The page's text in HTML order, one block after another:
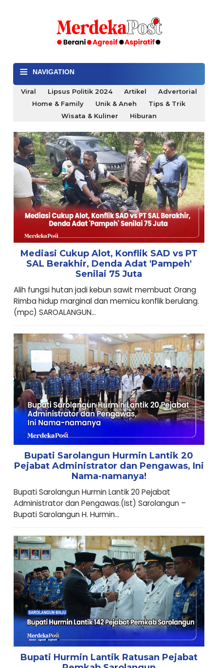
≡ NAVIGATION
Viral Lipsus Politik 2024 Artikel
Advertorial
Home & Family
Unik & Aneh
Tips & Trik
Wisata & Kuliner
Hiburan
Mediasi Cukup Alot, Konflik SAD vs PT
SAL Berakhir, Denda Adat 'Pampeh'
Senilai 75 Juta
Alih fungsi hutan jadi kebun sawit membuat Orang
Rimba hidup marginal dan memicu konflik berulang.
(mpc) SAROALANGUN...
Bupati Sarolangun Hurmin Lantik 20
Pejabat Administrator dan Pengawas, Ini
Nama-namanya!
Bupati Sarolangun Hurmin Lantik 20 Pejabat
Administrator dan Pengawas.(Ist) Sarolangun –
Bupati Sarolangun H. Hurmin...
Bupati Hurmin Lantik Ratusan Pejabat